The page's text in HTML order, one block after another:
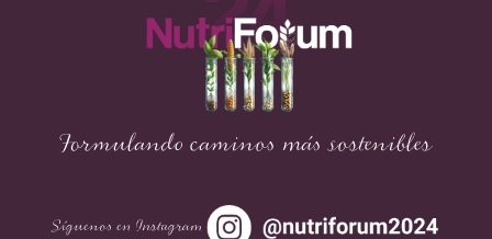
Formulando caminos más sostenibles
Síguenos en Instagram